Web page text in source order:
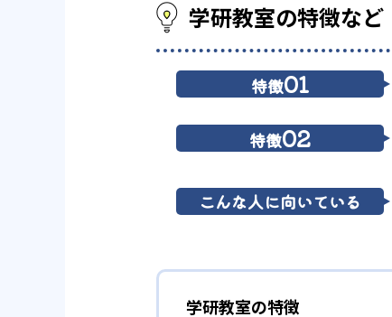
学研教室の特徴など
特徴01
特徴02
こんな人に向いている
学研教室の特徴